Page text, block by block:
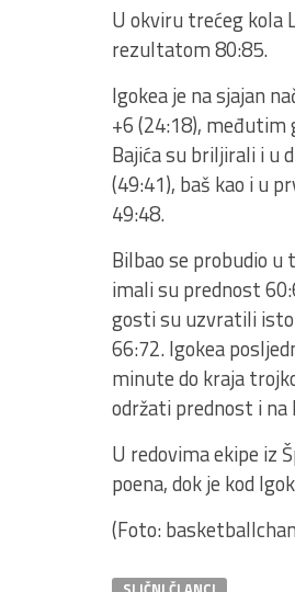
U okviru trećeg kola
rezultatom 80:85.
Igokea je na sjajan
+6 (24:18), međutim
Bajića su briljirali i u
(49:41), baš kao i u
49:48.
Bilbao se probudio
imali su prednost
gosti su uzvratili
66:72. Igokea
minute do kraja
održati prednost i
U redovima ekipe iz
poena, dok je kod
(Foto: